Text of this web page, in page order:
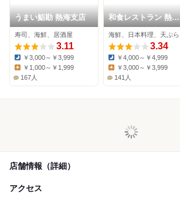
うまい鮨勘 熱海支店
寿司、海鮮、居酒屋
3.11
Dinner:
￥3,000～￥3,999
￥1,000～￥1,999
167人
和食レストラン 熱海
碧
海鮮、日本料理、天ぷら
3.34
Dinner:
￥4,000～￥4,999
￥3,000～￥3,999
141人
店舗情報（詳細）
アクセス